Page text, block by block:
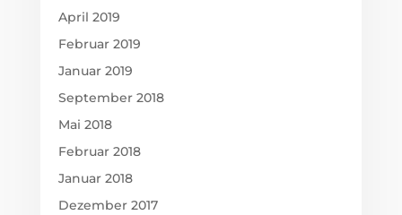
April 2019
Februar 2019
Januar 2019
September 2018
Mai 2018
Februar 2018
Januar 2018
Dezember 2017